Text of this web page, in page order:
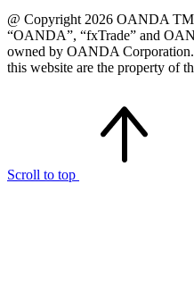
@ Copyright 2026 OANDA
“OANDA”, “fxTrade” and
owned by OANDA
this website are the property of
Scroll to top